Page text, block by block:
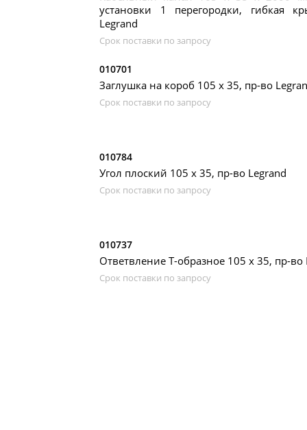
установки 1 перегородки, гибкая
Legrand
Срок поставки по запросу
010701
Заглушка на короб 105 х 35, пр-во
Срок поставки по запросу
010784
Угол плоский 105 х 35, пр-во Legrand
Срок поставки по запросу
010737
Ответвление Т-образное 105 x 35, пр-во
Срок поставки по запросу